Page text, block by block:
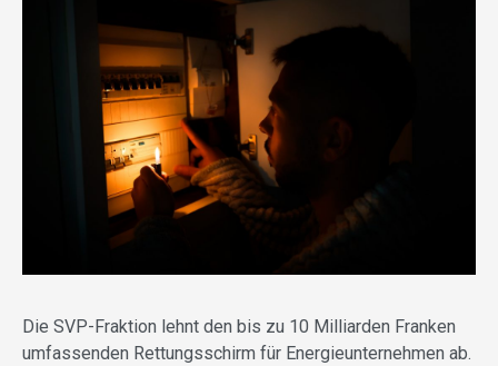
Die SVP-Fraktion lehnt den bis zu 10 Milliarden Franken
umfassenden Rettungsschirm für Energieunternehmen ab.